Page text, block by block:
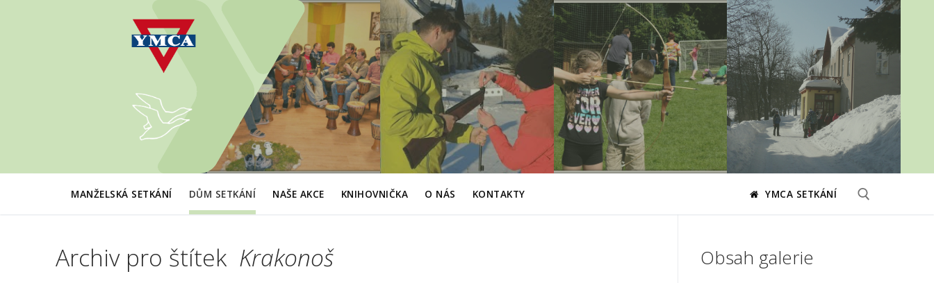
MANŽELSKÁ SETKÁNÍ DŮM SETKÁNÍ NAŠE AKCE KNIHOVNIČKA O NÁS KONTAKTY YMCA SETKÁNÍ
Hledat:
Archiv pro štítek Krakonoš Obsah galerie